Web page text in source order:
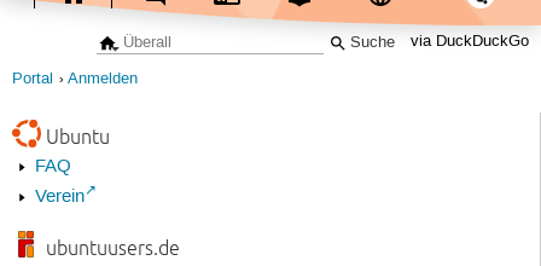
via DuckDuckGo
Portal Anmelden
Ubuntu
FAQ
Verein
ubuntuusers.de